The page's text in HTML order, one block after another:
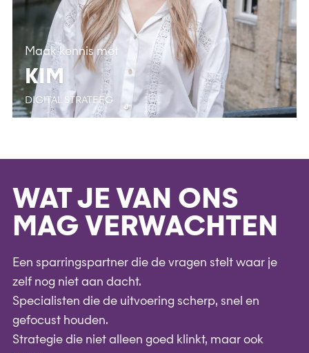
Maak kennis met
KIM
DIGITAL STRATEEG
WAT JE VAN ONS
MAG VERWACHTEN
Een sparringspartner die de vragen stelt waar je
zelf nog niet aan dacht.
Specialisten die de uitvoering scherp, snel en
gefocust houden.
Strategie die niet alleen goed klinkt, maar ook